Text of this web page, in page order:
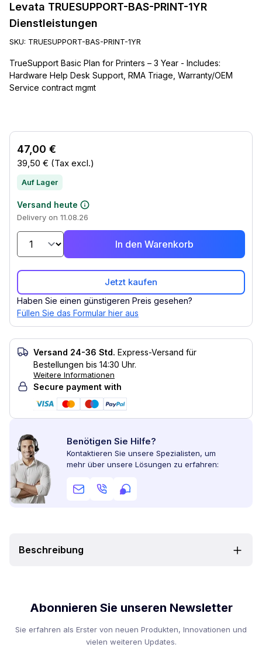
Levata TRUESUPPORT-BAS-PRINT-1YR
Dienstleistungen
SKU: TRUESUPPORT-BAS-PRINT-1YR
TrueSupport Basic Plan for Printers – 3 Year - Includes:
Hardware Help Desk Support, RMA Triage, Warranty/OEM
Service contract mgmt
47,00 €
39,50 € (Tax excl.)
Auf Lager
Versand heute
Delivery on 11.08.26
In den Warenkorb
Jetzt kaufen
Haben Sie einen günstigeren Preis gesehen?
Füllen Sie das Formular hier aus
Versand 24-36 Std. Express-Versand für
Bestellungen bis 14:30 Uhr.
Weitere Informationen
Secure payment with
Benötigen Sie Hilfe?
Kontaktieren Sie unsere Spezialisten, um
mehr über unsere Lösungen zu erfahren:
Beschreibung
Abonnieren Sie unseren Newsletter
Sie erfahren als Erster von neuen Produkten, Innovationen und
vielen weiteren Updates.